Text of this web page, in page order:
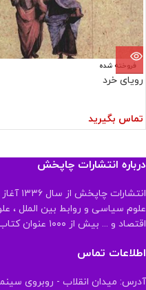
فروخته شده
رویای خرد
تماس بگیرید
درباره انتشارات چاپخش
علوم سیاسی و روابط بین الملل ،
اقتصاد و ... بیش از ۱۰۰۰ عنوان کتاب روانه بازار نشر کرده است .
اطلاعات تماس
آدرس: میدان انقلاب - روبروی